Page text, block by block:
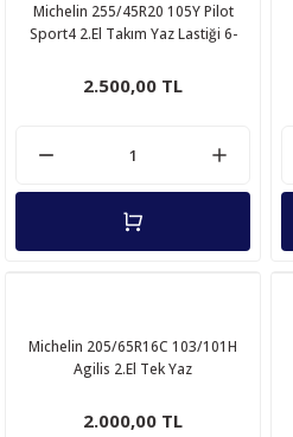
Michelin 255/45R20 105Y Pilot
Sport4 2.El Takım Yaz Lastiği 6-
2.500,00 TL
Michelin 205/65R16C 103/101H
Agilis 2.El Tek Yaz
2.000,00 TL